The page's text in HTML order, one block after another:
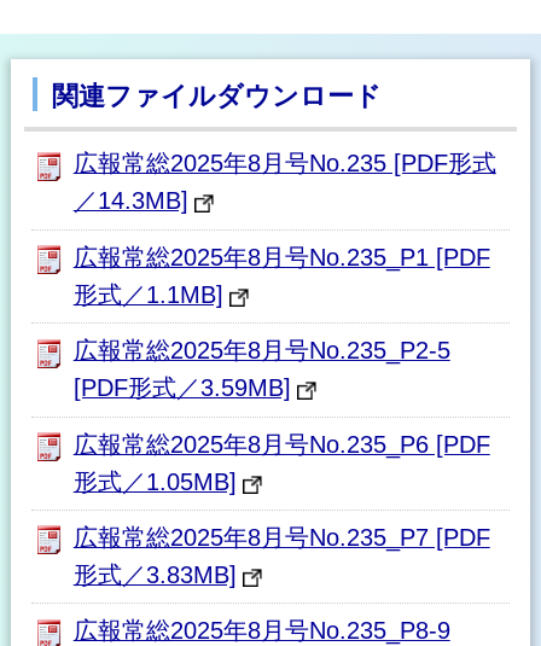
関連ファイルダウンロード
広報常総2025年8月号No.235 [PDF形式
／14.3MB]
広報常総2025年8月号No.235_P1 [PDF
形式／1.1MB]
広報常総2025年8月号No.235_P2-5
[PDF形式／3.59MB]
広報常総2025年8月号No.235_P6 [PDF
形式／1.05MB]
広報常総2025年8月号No.235_P7 [PDF
形式／3.83MB]
広報常総2025年8月号No.235_P8-9